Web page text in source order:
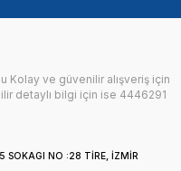
Kolay ve güvenilir alışveriş için
detaylı bilgi için ise 4446291
SOKAGI NO :28 TİRE, İZMİR